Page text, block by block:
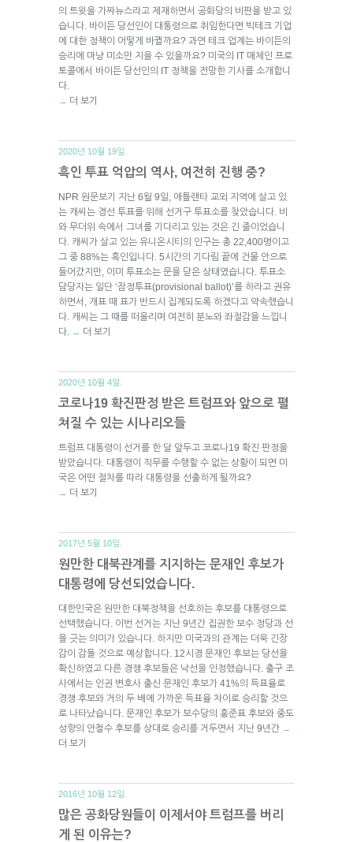
의 트윗을 가짜뉴스라고 제재하면서 공화당의 비판을 받고 있
습니다. 바이든 당선인이 대통령으로 취임한다면 빅테크 기업
에 대한 정책이 어떻게 바뀔까요? 과연 테크 업계는 바이든의
승리에 마냥 미소만 지을 수 있을까요? 미국의 IT 매체인 프로
토콜에서 바이든 당선인의 IT 정책을 전망한 기사를 소개합니
다.
→ 더 보기
2020년 10월 19일.
흑인 투표 억압의 역사, 여전히 진행 중?
NPR 원문보기 지난 6월 9일, 애틀랜타 교외 지역에 살고 있
는 캐씨는 경선 투표를 위해 선거구 투표소를 찾았습니다. 비
와 무더위 속에서 그녀를 기다리고 있는 것은 긴 줄이었습니
다. 캐씨가 살고 있는 유니온시티의 인구는 총 22,400명이고
그 중 88%는 흑인입니다. 5시간의 기다림 끝에 건물 안으로
들어갔지만, 이미 투표소는 문을 닫은 상태였습니다. 투표소
담당자는 일단 ‘잠정투표(provisional ballot)’를 하라고 권유
하면서, 개표 때 표가 반드시 집계되도록 하겠다고 약속했습니
다. 캐씨는 그 때를 떠올리며 여전히 분노와 좌절감을 느낍니
다.
→ 더 보기
2020년 10월 4일.
코로나19 확진판정 받은 트럼프와 앞으로 펼
쳐질 수 있는 시나리오들
트럼프 대통령이 선거를 한 달 앞두고 코로나19 확진 판정을
받았습니다. 대통령이 직무를 수행할 수 없는 상황이 되면 미
국은 어떤 절차를 따라 대통령을 선출하게 될까요?
→ 더 보기
2017년 5월 10일.
원만한 대북관계를 지지하는 문재인 후보가
대통령에 당선되었습니다.
대한민국은 원만한 대북정책을 선호하는 후보를 대통령으로
선택했습니다. 이번 선거는 지난 9년간 집권한 보수 정당과 선
을 긋는 의미가 있습니다. 하지만 미국과의 관계는 더욱 긴장
감이 감돌 것으로 예상합니다. 12시경 문재인 후보는 당선을
확신하였고 다른 경쟁 후보들은 낙선을 인정했습니다. 출구 조
사에서는 인권 변호사 출신 문재인 후보가 41%의 득표율로
경쟁 후보와 거의 두 배에 가까운 득표율 차이로 승리할 것으
로 나타났습니다. 문재인 후보가 보수당의 홍준표 후보와 중도
성향의 안철수 후보를 상대로 승리를 거두면서 지난 9년간 →
더 보기
2016년 10월 12일.
많은 공화당원들이 이제서야 트럼프를 버리
게 된 이유는?